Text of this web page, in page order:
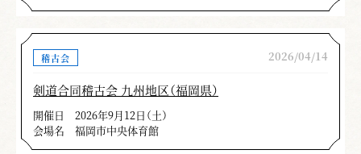
稽古会 2026/04/14
剣道合同稽古会 九州地区（福岡県）
開催日
2026年9月12日（土）
会場名
福岡市中央体育館